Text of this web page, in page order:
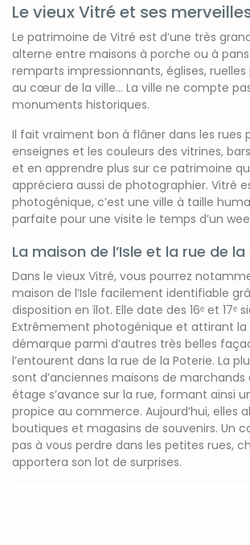
Le vieux Vitré et ses
Le patrimoine de Vitré est d’une très
alterne entre maisons à porche ou à
remparts impressionnants, églises,
au cœur de la ville… La ville ne compte
monuments historiques.
Il fait vraiment bon à flâner dans les rues
enseignes et les couleurs des vitrines,
et en apprendre plus sur ce patrimoine
appréciera aussi de photographier. Vitré
photogénique, c’est une ville à taille
parfaite pour une visite le temps d’un
La maison de l’Isle et la rue de
Dans le vieux Vitré, vous pourrez
maison de l’Isle facilement identifiable
disposition en îlot. Elle date des 16ᵉ et 17ᵉ
Extrêmement photogénique et attirant la
démarque parmi d’autres très belles
l’entourent dans la rue de la Poterie. La
sont d’anciennes maisons de marchands
étage s’avance sur la rue, formant ainsi
propice au commerce. Aujourd’hui, elles
boutiques et magasins de souvenirs. Un
pas à vous perdre dans les petites rues,
apportera son lot de surprises.